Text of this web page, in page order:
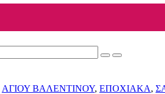
ΑΓΙΟΥ ΒΑΛΕΝΤΙΝΟΥ, ΕΠΟΧΙΑΚΑ,